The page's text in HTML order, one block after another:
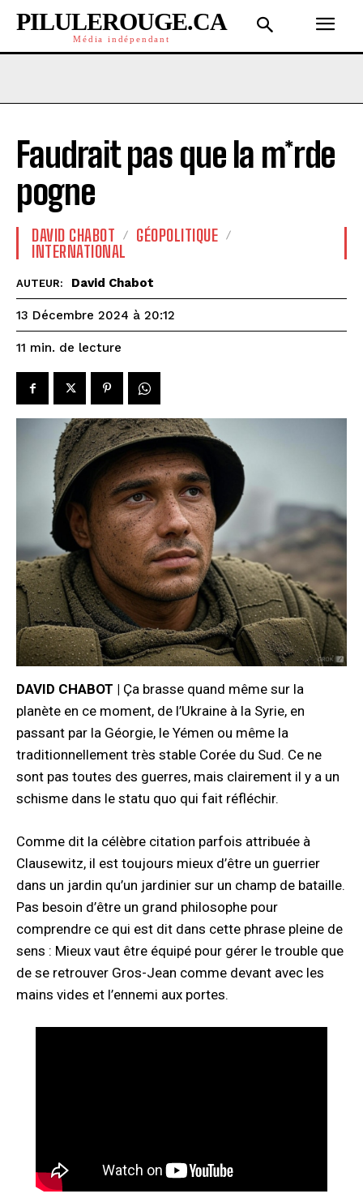
PILULEROUGE.CA
Média indépendant
Faudrait pas que la m*rde
pogne
DAVID CHABOT
GÉOPOLITIQUE
INTERNATIONAL
AUTEUR: David Chabot
13 Décembre 2024 à 20:12
11 min. de lecture
DAVID CHABOT | Ça brasse quand même sur la
planète en ce moment, de l’Ukraine à la Syrie, en
passant par la Géorgie, le Yémen ou même la
traditionnellement très stable Corée du Sud. Ce ne
sont pas toutes des guerres, mais clairement il y a un
schisme dans le statu quo qui fait réfléchir.
Comme dit la célèbre citation parfois attribuée à
Clausewitz, il est toujours mieux d’être un guerrier
dans un jardin qu’un jardinier sur un champ de bataille.
Pas besoin d’être un grand philosophe pour
comprendre ce qui est dit dans cette phrase pleine de
sens : Mieux vaut être équipé pour gérer le trouble que
de se retrouver Gros-Jean comme devant avec les
mains vides et l’ennemi aux portes.